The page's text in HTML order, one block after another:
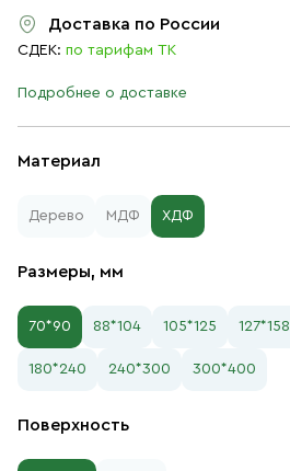
Материал
Дерево МДФ ХДФ
Размеры, мм
70*90 88*104 105*125 127*158
180*240 240*300 300*400
Поверхность
Доставка по России
СДЕК: по тарифам ТК
Подробнее о доставке